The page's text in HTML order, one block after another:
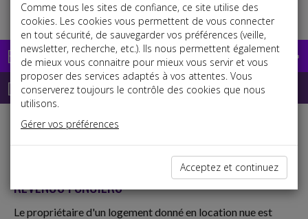
a
Base documentaire
Dépêches
j
Fiscal TPE
REVENUS FONCIERS
Le propriétaire d'un logement donné en location nue est
Comme tous les sites de confiance, ce site utilise des
cookies. Les cookies vous permettent de vous connecter
en tout sécurité, de sauvegarder vos préférences (veille,
newsletter, recherche, etc.). Ils nous permettent également
de mieux vous connaitre pour mieux vous servir et vous
proposer des services adaptés à vos attentes. Vous
conserverez toujours le contrôle des cookies que nous
utilisons.
Gérer vos préférences
Acceptez et continuez